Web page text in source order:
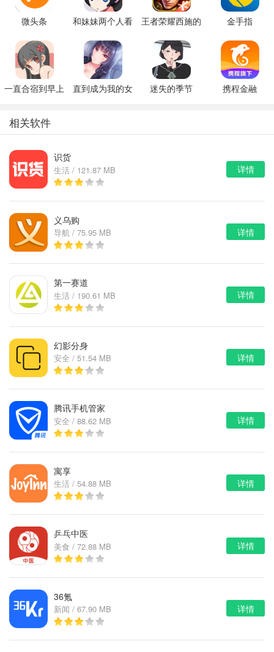
微头条
和妹妹两个人看
王者荣耀西施的
金手指
一直合宿到早上
直到成为我的女
迷失的季节
携程金融
相关软件
识货
生活 / 121.87 MB 详情
义乌购
导航 / 75.95 MB 详情
第一赛道
生活 / 190.61 MB 详情
幻影分身
安全 / 51.54 MB 详情
腾讯手机管家
安全 / 88.62 MB 详情
寓享
生活 / 54.88 MB 详情
乒乓中医
美食 / 72.88 MB 详情
36氪
新闻 / 67.90 MB 详情